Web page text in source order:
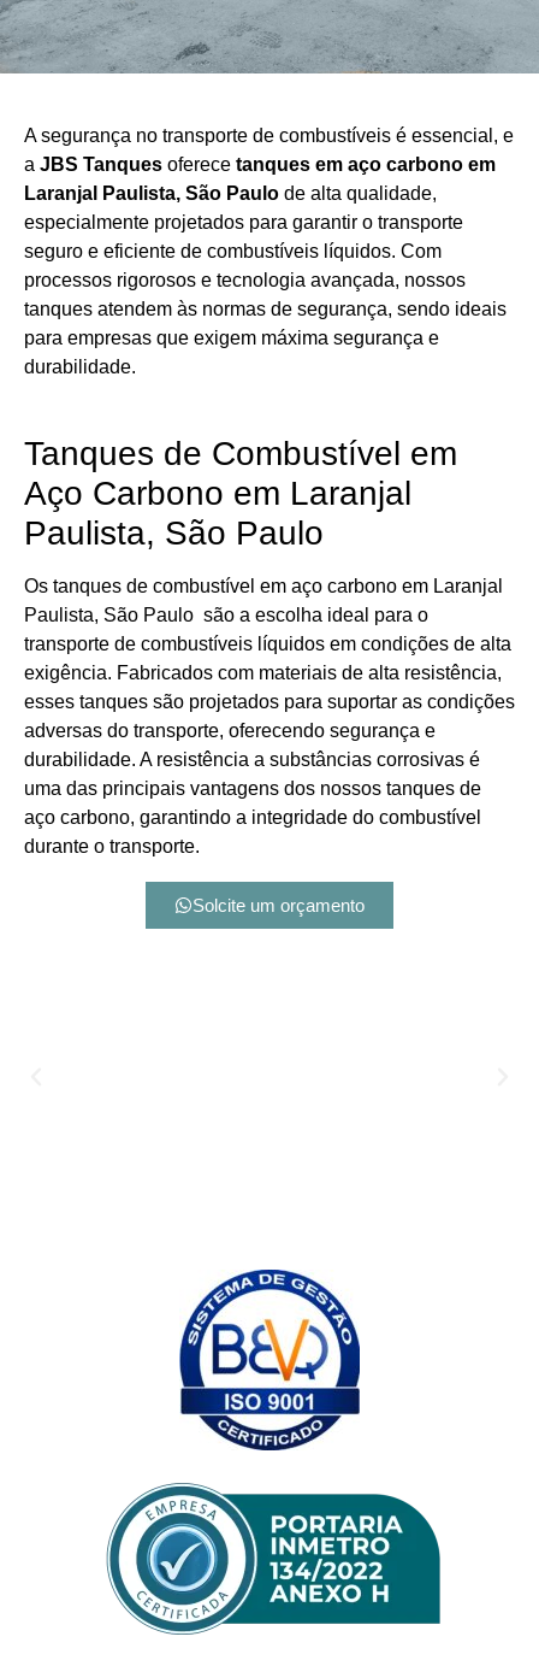
A segurança no transporte de combustíveis é essencial, e
a JBS Tanques oferece tanques em aço carbono em
Laranjal Paulista, São Paulo de alta qualidade,
especialmente projetados para garantir o transporte
seguro e eficiente de combustíveis líquidos. Com
processos rigorosos e tecnologia avançada, nossos
tanques atendem às normas de segurança, sendo ideais
para empresas que exigem máxima segurança e
durabilidade.
Tanques de Combustível em
Aço Carbono em Laranjal
Paulista, São Paulo
Os tanques de combustível em aço carbono em Laranjal
Paulista, São Paulo são a escolha ideal para o
transporte de combustíveis líquidos em condições de alta
exigência. Fabricados com materiais de alta resistência,
esses tanques são projetados para suportar as condições
adversas do transporte, oferecendo segurança e
durabilidade. A resistência a substâncias corrosivas é
uma das principais vantagens dos nossos tanques de
aço carbono, garantindo a integridade do combustível
durante o transporte.
Solcite um orçamento